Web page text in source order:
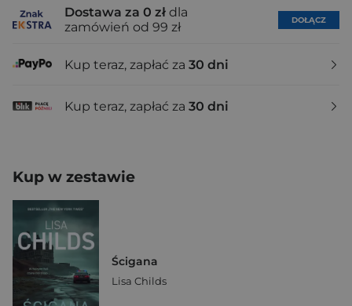
Dostawa za 0 zł dla
zamówień od 99 zł
DOŁĄCZ
Kup teraz, zapłać za 30 dni
Kup teraz, zapłać za 30 dni
Kup w zestawie
Ścigana
Lisa Childs